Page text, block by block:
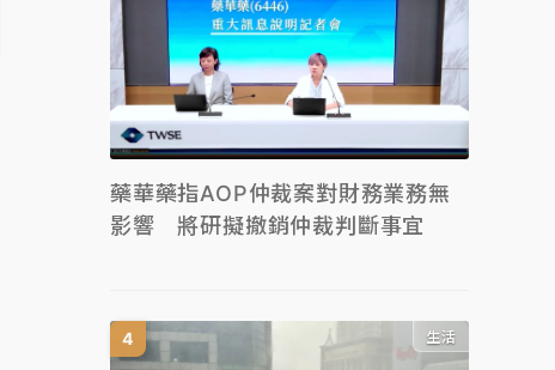
藥華藥指AOP仲裁案對財務業務無
影響 將研擬撤銷仲裁判斷事宜
生活